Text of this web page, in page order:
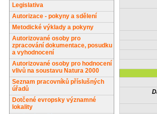
Legislativa
Autorizace - pokyny a sdělení
Metodické výklady a pokyny
Autorizované osoby pro
zpracování dokumentace, posudku
a vyhodnocení
Autorizované osoby pro hodnocení
vlivů na soustavu Natura 2000
Seznam pracovníků příslušných
úřadů
Dotčené evropsky významné
lokality